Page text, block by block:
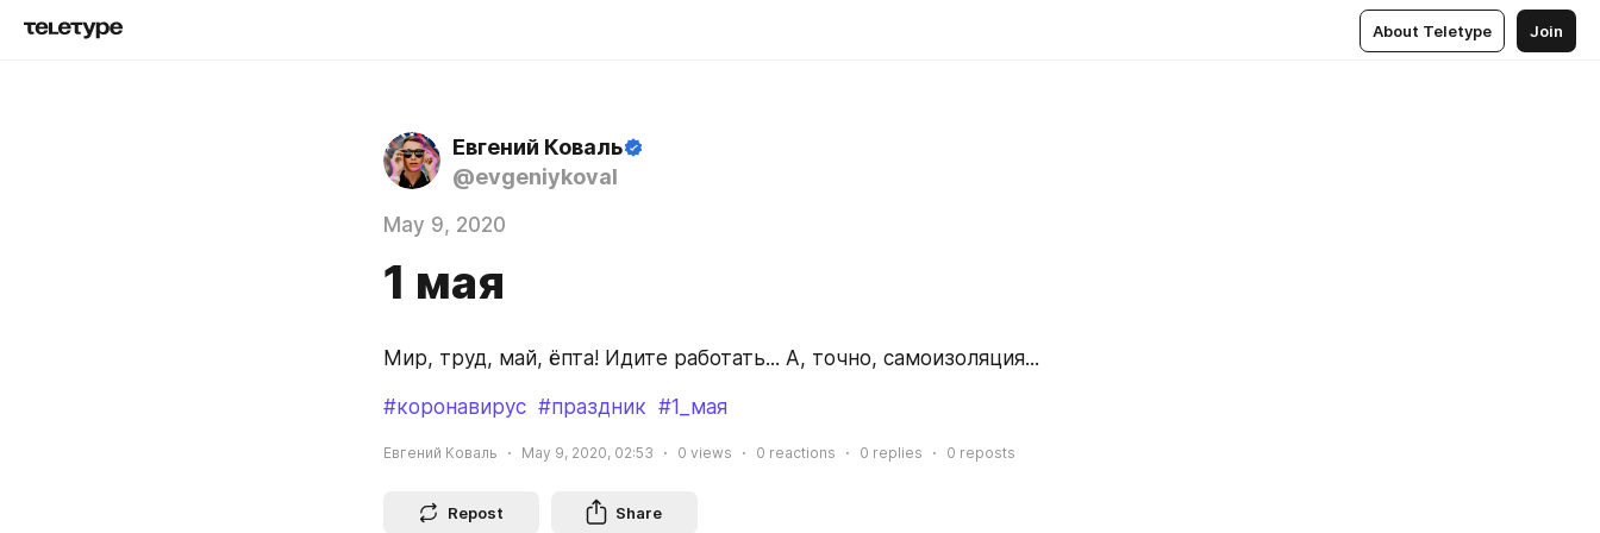
About Teletype Join
Евгений Коваль
@evgeniykoval
May 9, 2020
1 мая
Мир, труд, май, ёпта! Идите работать... А, точно, самоизоляция...
#коронавирус #праздник #1_мая
Евгений Коваль May 9, 2020, 02:53 0 views 0 reactions 0 replies 0 reposts
Repost Share